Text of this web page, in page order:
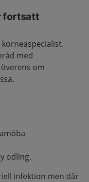
fortsatt
med
om
odling.
infektion men där